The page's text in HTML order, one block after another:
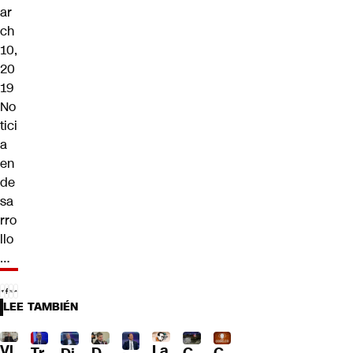
ar
ch
10,
20
19
No
tici
a
en
de
sa
rro
llo
…
LEE TAMBIÉN